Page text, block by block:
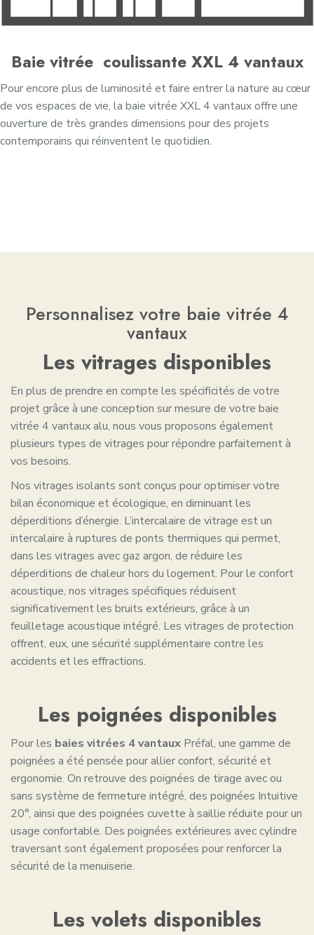
Baie vitrée coulissante XXL 4 vantaux
Pour encore plus de luminosité et faire entrer la nature au cœur
de vos espaces de vie, la baie vitrée XXL 4 vantaux offre une
ouverture de très grandes dimensions pour des projets
contemporains qui réinventent le quotidien.
Personnalisez votre baie vitrée 4
vantaux
Les vitrages disponibles
En plus de prendre en compte les spécificités de votre
projet grâce à une conception sur mesure de votre baie
vitrée 4 vantaux alu, nous vous proposons également
plusieurs types de vitrages pour répondre parfaitement à
vos besoins.
Nos vitrages isolants sont conçus pour optimiser votre
bilan économique et écologique, en diminuant les
déperditions d’énergie. L’intercalaire de vitrage est un
intercalaire à ruptures de ponts thermiques qui permet,
dans les vitrages avec gaz argon, de réduire les
déperditions de chaleur hors du logement. Pour le confort
acoustique, nos vitrages spécifiques réduisent
significativement les bruits extérieurs, grâce à un
feuilletage acoustique intégré. Les vitrages de protection
offrent, eux, une sécurité supplémentaire contre les
accidents et les effractions.
Les poignées disponibles
Pour les baies vitrées 4 vantaux Préfal, une gamme de
poignées a été pensée pour allier confort, sécurité et
ergonomie. On retrouve des poignées de tirage avec ou
sans système de fermeture intégré, des poignées Intuitive
20°, ainsi que des poignées cuvette à saillie réduite pour un
usage confortable. Des poignées extérieures avec cylindre
traversant sont également proposées pour renforcer la
sécurité de la menuiserie.
Les volets disponibles